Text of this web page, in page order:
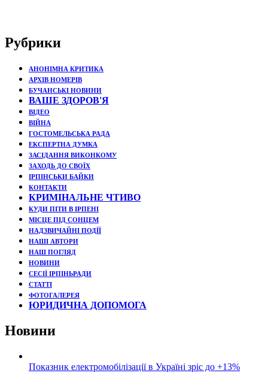
Рубрики
АНОНІМНА КРИТИКА
АРХІВ НОМЕРІВ
БУЧАНСЬКІ НОВИНИ
ВАШЕ ЗДОРОВ'Я
ВІДЕО
ВІЙНА
ГОСТОМЕЛЬСЬКА РАДА
ЕКСПЕРТНА ДУМКА
ЗАСІДАННЯ ВИКОНКОМУ
ЗАХОДЬ ДО СВОЇХ
ІРПІНСЬКИ БАЙКИ
КОНТАКТИ
КРИМІНАЛЬНЕ ЧТИВО
КУДИ ПІТИ В ІРПЕНІ
МІСЦЕ ПІД СОНЦЕМ
НАДЗВИЧАЙНІ ПОДЇЇ
НАШІ АВТОРИ
НАШ ПОГЛЯД
НОВИНИ
СЕСІЇ ІРПІНЬРАДИ
СТАТТІ
ФОТОГАЛЕРЕЯ
ЮРИДИЧНА ДОПОМОГА
Новини
Показник електромобілізації в Україні зріс до +13%